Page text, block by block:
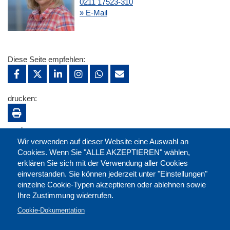
0211 17523-310
» E-Mail
Wir verwenden auf dieser Website eine Auswahl an
Cookies. Wenn Sie "ALLE AKZEPTIEREN" wählen,
erklären Sie sich mit der Verwendung aller Cookies
einverstanden. Sie können jederzeit unter "Einstellungen"
einzelne Cookie-Typen akzeptieren oder ablehnen sowie
Ihre Zustimmung widerrufen.
Cookie-Dokumentation
Diese Seite empfehlen:
drucken:
merken: